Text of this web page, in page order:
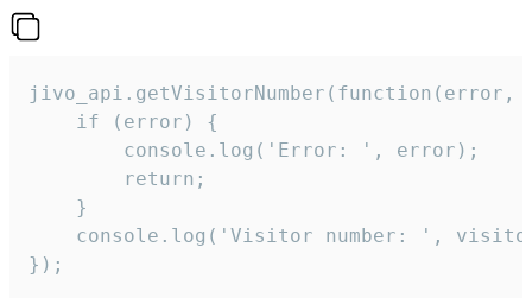
jivo_api.getVisitorNumber(function(error,
    if (error) {
        console.log('Error: ', error);
        return;
    }
console.log('Visitor number: ',
});